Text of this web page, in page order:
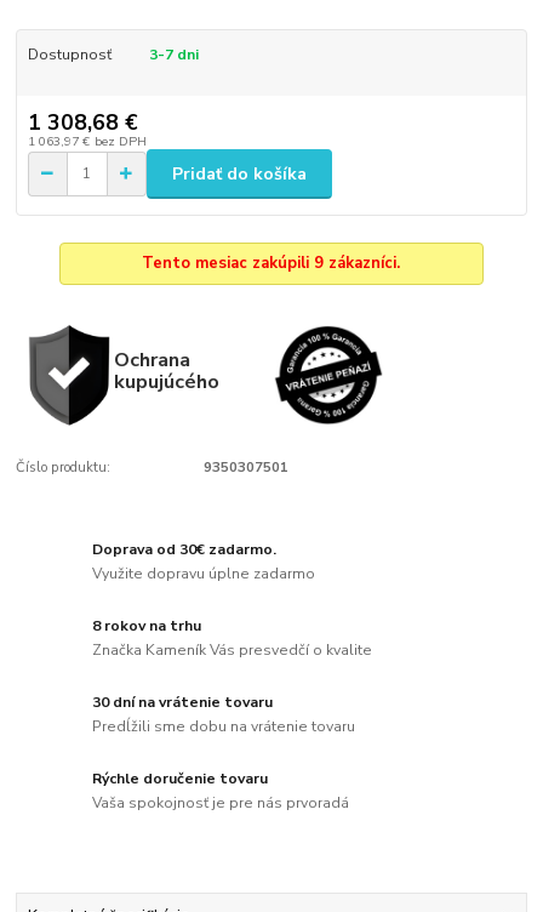
Dostupnosť 3-7 dni
1 308,68 €
1 063,97 € bez DPH
Pridať do košíka
Tento mesiac zakúpili 9 zákazníci.
Ochrana
kupujúcého
Číslo produktu: 9350307501
Doprava od 30€ zadarmo.
Využite dopravu úplne zadarmo
8 rokov na trhu
Značka Kameník Vás presvedčí o kvalite
30 dní na vrátenie tovaru
Predĺžili sme dobu na vrátenie tovaru
Rýchle doručenie tovaru
Vaša spokojnosť je pre nás prvoradá